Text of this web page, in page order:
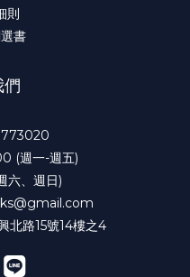
則
書
們
(週一-週五)
六、週日)
北路15號14樓之4